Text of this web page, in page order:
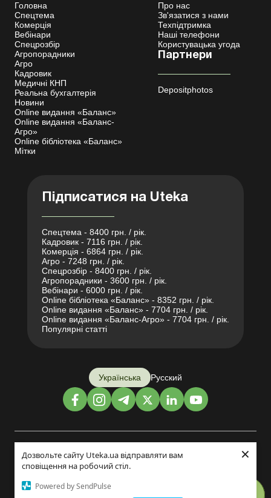
Дозвольте сайту Uteka.ua відправляти вам
сповіщення на робочий стіл.
Powered by SendPulse
×
Головна
Спецтема
Комерція
Вебінари
Спецрозбір
Агропорадники
Агро
Кадровик
Медичні КНП
Реальна бухгалтерія
Новини
Online видання «Баланс»
Online видання «Баланс-
Агро»
Online бібліотека «Баланс»
Мітки
Про нас
Зв'язатися з нами
Техпідтримка
Наші телефони
Користувацька угода
Партнери
Depositphotos
Підписатися на Uteka
Спецтема - 8400 грн. / рік.
Кадровик - 7116 грн. / рік.
Комерція - 6864 грн. / рік.
Агро - 7248 грн. / рік.
Спецрозбір - 8400 грн. / рік.
Агропорадники - 3600 грн. / рік.
Вебінари - 6000 грн. / рік.
Online бібліотека «Баланс» - 8352 грн. / рік.
Online видання «Баланс» - 7704 грн. / рік.
Online видання «Баланс-Агро» - 7704 грн. / рік.
Популярні статті
Українська Русский
Дизайн і розробка: